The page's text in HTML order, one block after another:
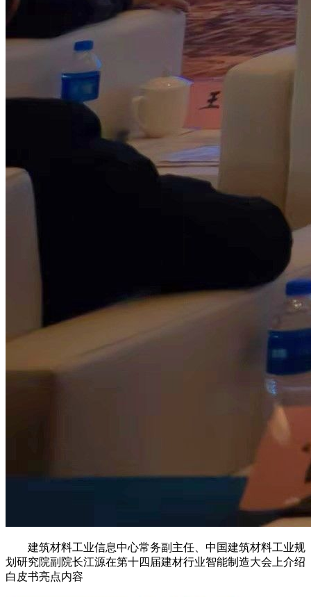
建筑材料工业信息中心常务副主任、中国建筑材料工业规
划研究院副院长江源在第十四届建材行业智能制造大会上介绍
白皮书亮点内容